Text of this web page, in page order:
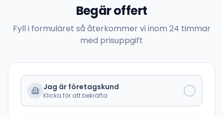
Begär offert
Fyll i formuläret så återkommer vi inom 24 timmar
med prisuppgift
Jag är företagskund
Klicka för att bekräfta